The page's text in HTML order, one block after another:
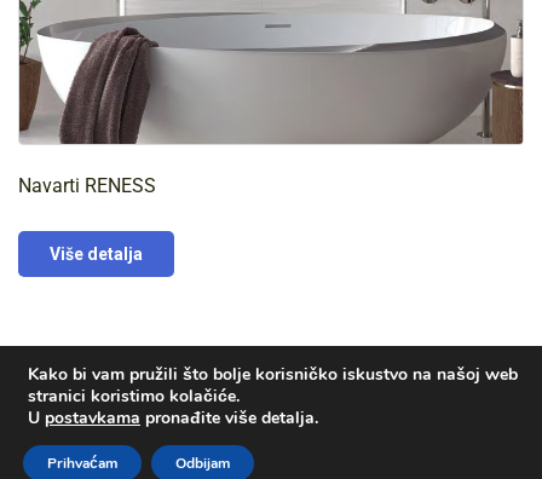
Navarti RENESS
Više detalja
Kako bi vam pružili što bolje korisničko iskustvo na našoj web
stranici koristimo kolačiće.
U postavkama pronađite više detalja.
Prihvaćam Odbijam